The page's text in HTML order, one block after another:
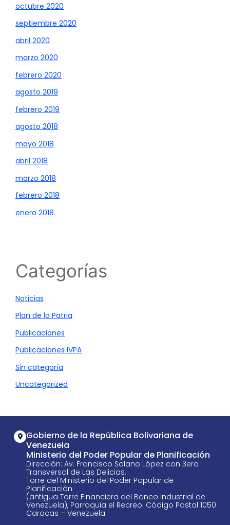
octubre 2020
septiembre 2020
abril 2020
marzo 2020
febrero 2020
agosto 2019
febrero 2019
agosto 2018
mayo 2018
abril 2018
marzo 2018
febrero 2018
enero 2018
Categorías
Noticias
Plan de la Patria
Publicaciones
Publicaciones IVPA
Sin categoría
Uncategorized
Gobierno de la República Bolivariana de
Venezuela
Ministerio del Poder Popular de Planificación
Dirección: Av. Francisco Solano López con 3era
Transversal de Las Delicias,
Torre del Ministerio del Poder Popular de
Planificación
(antigua Torre Financiera del Banco Industrial de
Venezuela), Parroquia el Recreo. Código Postal 1050
Caracas – Venezuela.